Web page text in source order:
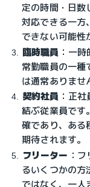
定の時間・日数
対応できる一方
できない可能性
臨時職員 ：一
常勤職員の一種
は通常ありませ
契約社員 ：正
結ぶ従業員です
確であり、ある
期待されます。
フリーター ：
るいくつかの方